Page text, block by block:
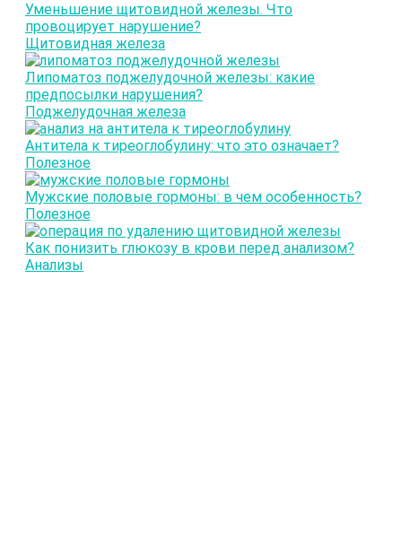
Уменьшение щитовидной железы. Что
провоцирует нарушение?
Щитовидная железа
Липоматоз поджелудочной железы: какие
предпосылки нарушения?
Поджелудочная железа
Антитела к тиреоглобулину: что это означает?
Полезное
Мужские половые гормоны: в чем особенность?
Полезное
Как понизить глюкозу в крови перед анализом?
Анализы